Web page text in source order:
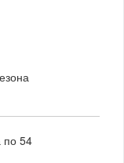
по 54